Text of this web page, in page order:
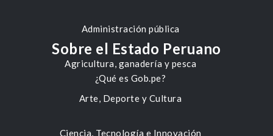
Administración pública
Agricultura, ganadería y pesca
Arte, Deporte y Cultura
Ciencia, Tecnología e Innovación
Sobre el Estado Peruano
¿Qué es Gob.pe?